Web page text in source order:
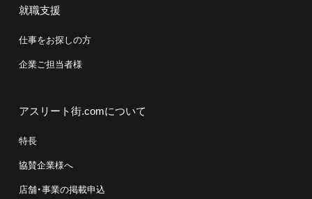
就職支援
仕事をお探しの方
企業ご担当者様
アスリート街.comについて
特長
協賛企業様へ
店舗・事業の掲載申込